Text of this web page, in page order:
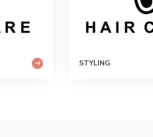
STYLING